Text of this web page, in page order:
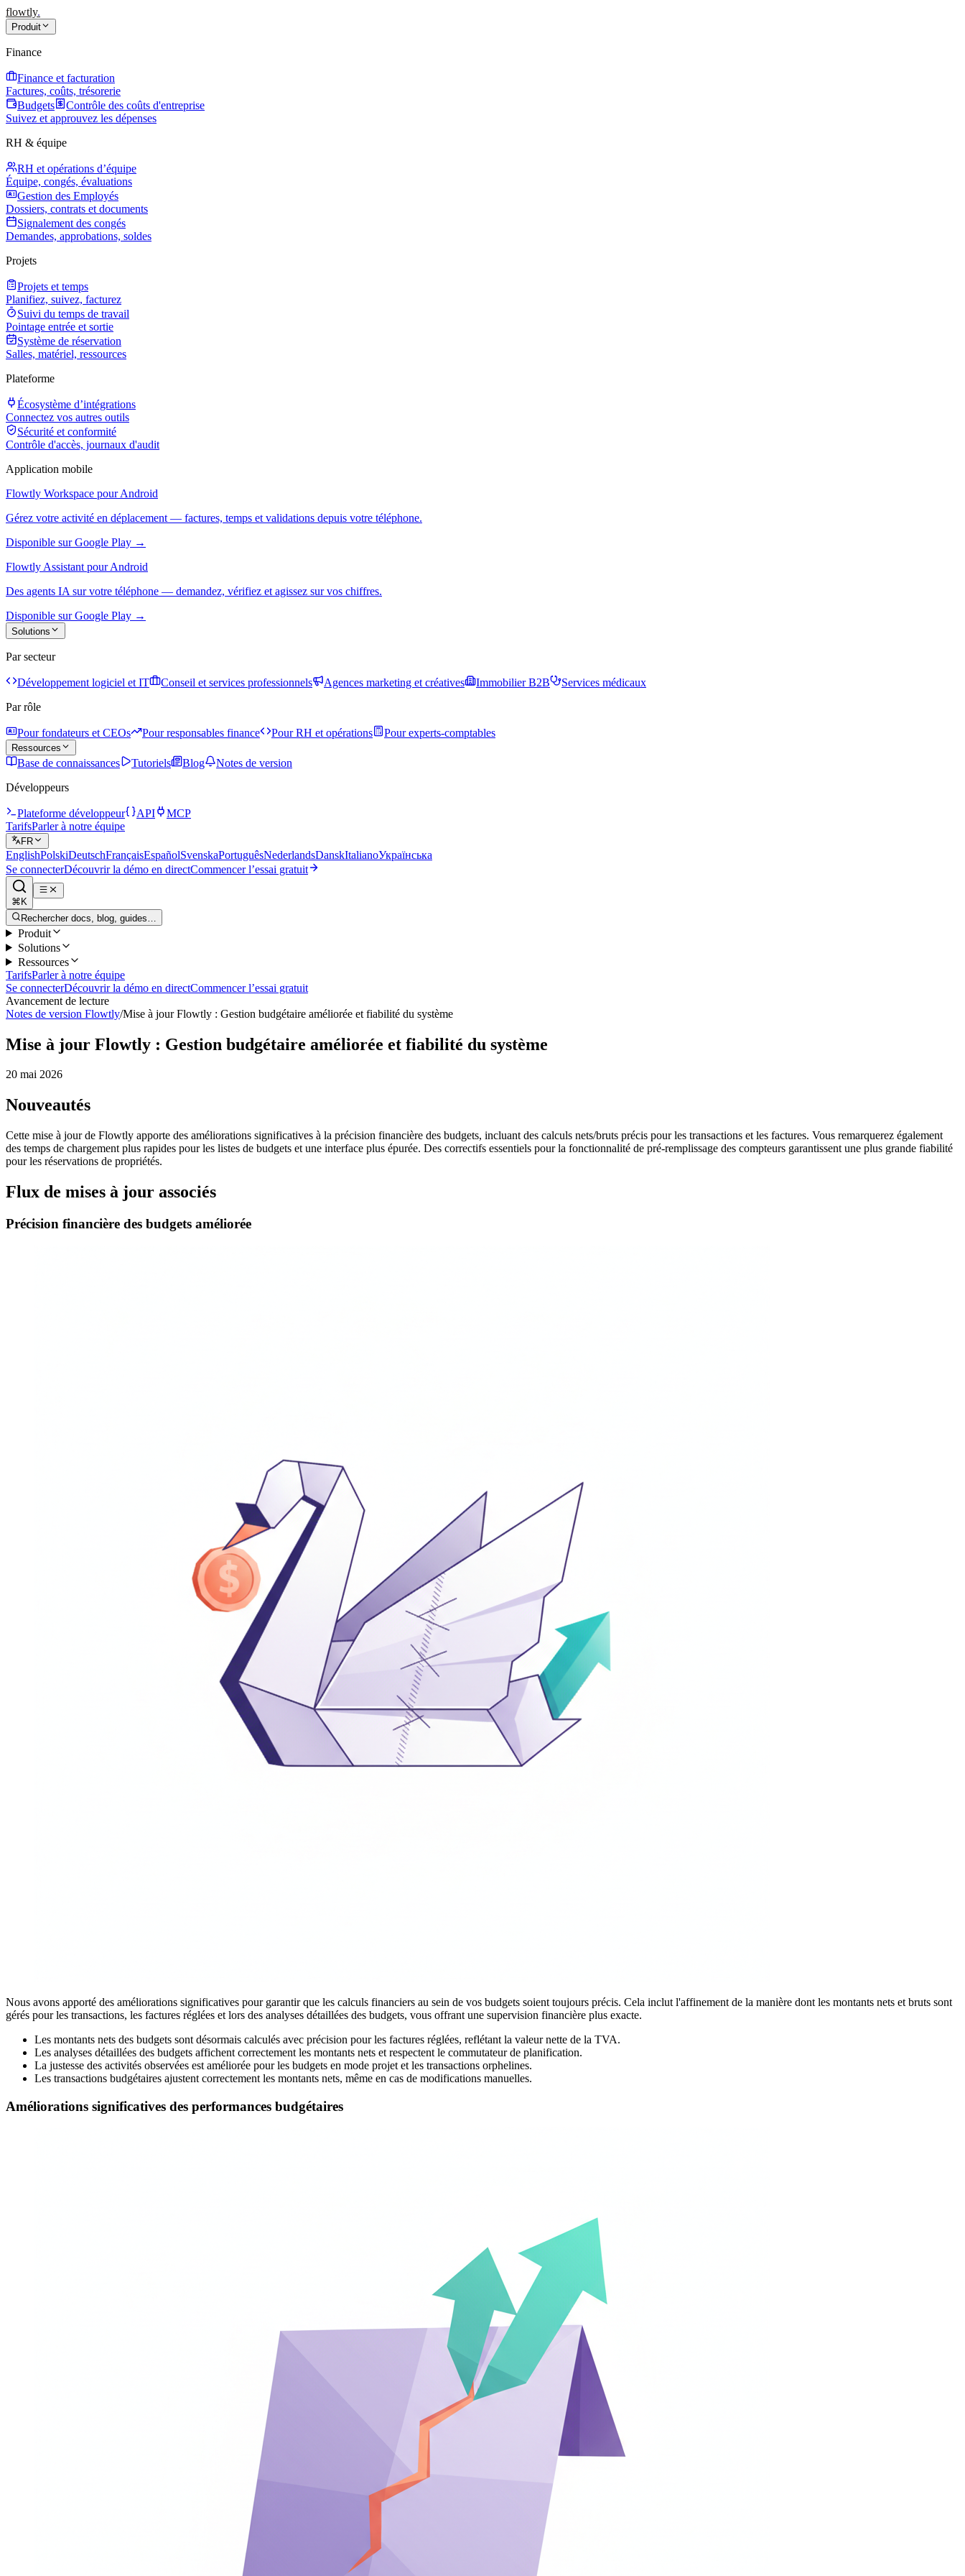
flowtly.
Produit
Finance
Finance et facturation
Factures, coûts, trésorerie
Budgets
Contrôle des coûts d'entreprise
Suivez et approuvez les dépenses
RH & équipe
RH et opérations d’équipe
Équipe, congés, évaluations
Gestion des Employés
Dossiers, contrats et documents
Signalement des congés
Demandes, approbations, soldes
Projets
Projets et temps
Planifiez, suivez, facturez
Suivi du temps de travail
Pointage entrée et sortie
Système de réservation
Salles, matériel, ressources
Plateforme
Écosystème d’intégrations
Connectez vos autres outils
Sécurité et conformité
Contrôle d'accès, journaux d'audit
Application mobile
Flowtly Workspace pour Android
Gérez votre activité en déplacement — factures, temps et validations depuis votre téléphone.
Disponible sur Google Play →
Flowtly Assistant pour Android
Des agents IA sur votre téléphone — demandez, vérifiez et agissez sur vos chiffres.
Disponible sur Google Play →
Solutions
Par secteur
Développement logiciel et IT Conseil et services professionnels Agences marketing et créatives Immobilier B2B
Services médicaux
Par rôle
Pour fondateurs et CEOs Pour responsables finance Pour RH et opérations Pour experts-comptables
Ressources
Base de connaissances Tutoriels Blog
Notes de version
Développeurs
Plateforme développeur API
MCP
TarifsParler à notre équipe
FR
EnglishPolskiDeutschFrançaisEspañolSvenskaPortuguêsNederlandsDanskItalianoУкраїнська
Se connecterDécouvrir la démo en directCommencer l’essai gratuit
⌘K
Rechercher docs, blog, guides…
Produit
Solutions
Ressources
TarifsParler à notre équipe
Se connecterDécouvrir la démo en directCommencer l’essai gratuit
Avancement de lecture
Notes de version Flowtly/Mise à jour Flowtly : Gestion budgétaire améliorée et fiabilité du système
Mise à jour Flowtly : Gestion budgétaire améliorée et fiabilité du système
20 mai 2026
Nouveautés
Cette mise à jour de Flowtly apporte des améliorations significatives à la précision financière des budgets, incluant des calculs nets/bruts précis pour les transactions et les factures. Vous remarquerez également
des temps de chargement plus rapides pour les listes de budgets et une interface plus épurée. Des correctifs essentiels pour la fonctionnalité de pré-remplissage des compteurs garantissent une plus grande fiabilité
pour les réservations de propriétés.
Flux de mises à jour associés
Précision financière des budgets améliorée
Nous avons apporté des améliorations significatives pour garantir que les calculs financiers au sein de vos budgets soient toujours précis. Cela inclut l'affinement de la manière dont les montants nets et bruts sont
gérés pour les transactions, les factures réglées et lors des analyses détaillées des budgets, vous offrant une supervision financière plus exacte.
Les montants nets des budgets sont désormais calculés avec précision pour les factures réglées, reflétant la valeur nette de la TVA.
Les analyses détaillées des budgets affichent correctement les montants nets et respectent le commutateur de planification.
La justesse des activités observées est améliorée pour les budgets en mode projet et les transactions orphelines.
Les transactions budgétaires ajustent correctement les montants nets, même en cas de modifications manuelles.
Améliorations significatives des performances budgétaires